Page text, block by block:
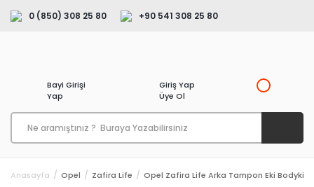
0 (850) 308 25 80 +90 541 308 25 80
Bayi Girişi
Yap
Giriş Yap
Üye Ol
Anasayfa Opel Zafira Life Opel Zafira Life Arka Tampon Eki Bodykit